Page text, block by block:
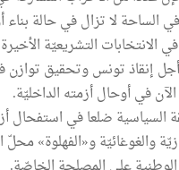
الساحة لا تزال في حالة بناء
الانتخابات التشريعيّة
إنقاذ تونس وتحقيق توازن
في أوحال أزمته الداخليّة.
السياسية ضلعا في استفحال
والغوغائيّة و«الفهلوة» محلّ